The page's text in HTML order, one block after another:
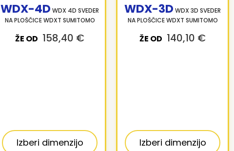
WDX-4D WDX 4D SVEDER
NA PLOŠČICE WDXT SUMITOMO
ŽE OD 158,40 €
Izberi dimenzijo
WDX-3D WDX 3D SVEDER
NA PLOŠČICE WDXT SUMITOMO
ŽE OD 140,10 €
Izberi dimenzijo